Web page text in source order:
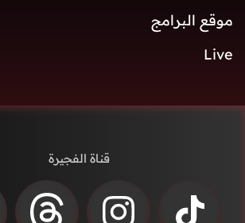
موقع البرامج
Live
قناة الفجيرة